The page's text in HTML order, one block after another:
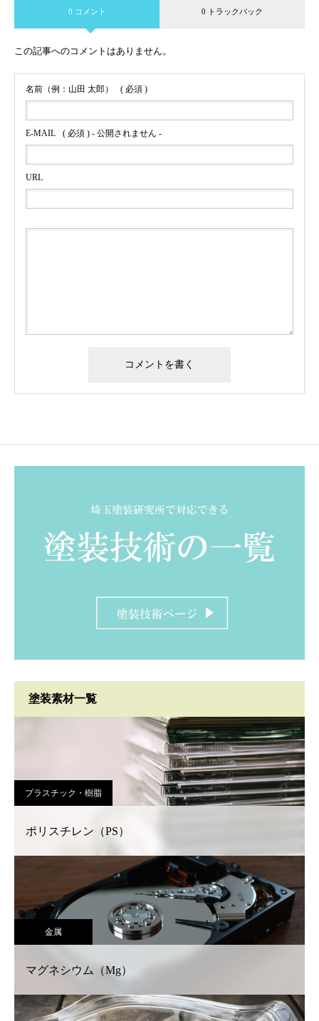
0 コメント 0 トラックバック
この記事へのコメントはありません。
名前（例：山田 太郎） ( 必須 )
E-MAIL ( 必須 ) - 公開されません -
URL
塗装素材一覧
プラスチック・樹脂
ポリスチレン（PS）
金属
マグネシウム（Mg）